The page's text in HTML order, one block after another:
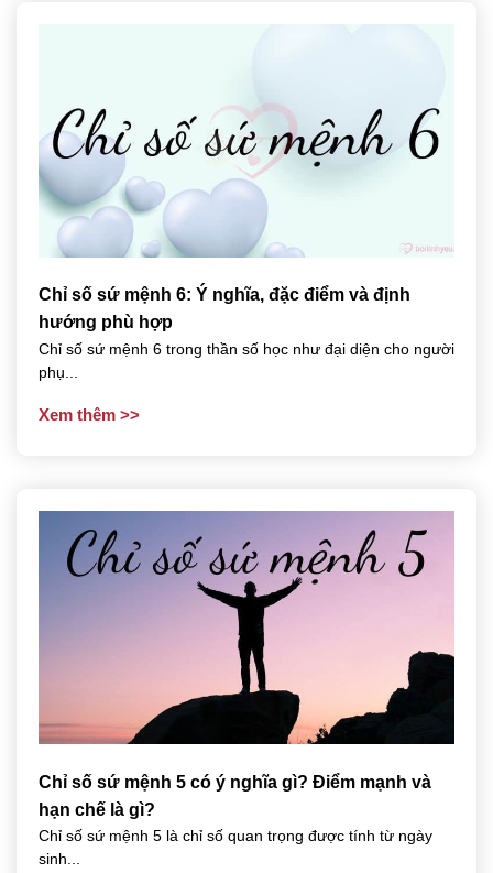
Chỉ số sứ mệnh 6: Ý nghĩa, đặc điểm và định
hướng phù hợp
Chỉ số sứ mệnh 6 trong thần số học như đại diện cho người
phụ...
Xem thêm
Chỉ số sứ mệnh 5 có ý nghĩa gì? Điểm mạnh và
hạn chế là gì?
Chỉ số sứ mệnh 5 là chỉ số quan trọng được tính từ ngày
sinh...